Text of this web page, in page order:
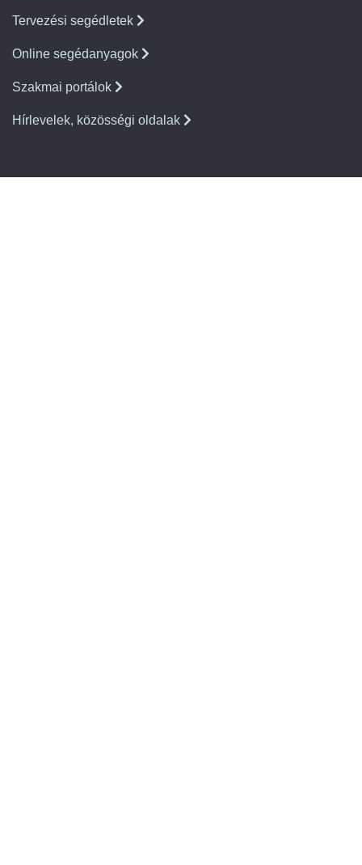
Tervezési segédletek
Online segédanyagok
Szakmai portálok
Hírlevelek, közösségi oldalak